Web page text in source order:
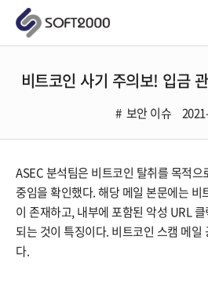
비트코인 사기 주의보! 입금
보안 이슈
ASEC 분석팀은 비트코인 탈취를 목적
중임을 확인했다. 해당 메일 본문에는 비
이 존재하고, 내부에 포함된 악성 URL
되는 것이 특징이다. 비트코인 스캠 메일
다.